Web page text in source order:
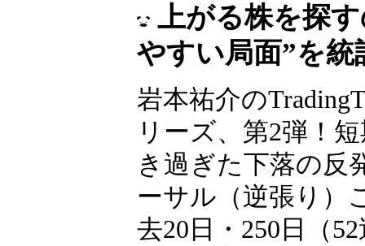
上がる株を探
やすい局面”を
岩本祐介の
リーズ、第2弾！
き過ぎた下落の反
ーサル（逆張り）
去20日・250日（